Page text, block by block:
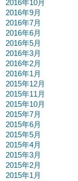
2016年10月
2016年9月
2016年7月
2016年6月
2016年5月
2016年3月
2016年2月
2016年1月
2015年12月
2015年11月
2015年10月
2015年7月
2015年6月
2015年5月
2015年4月
2015年3月
2015年2月
2015年1月